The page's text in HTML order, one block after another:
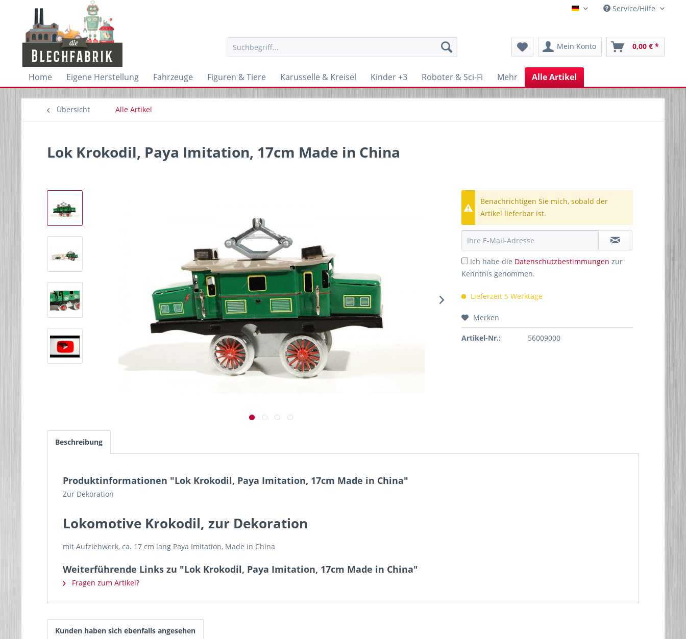
BlechfabrikService/Hilfe
Mein Konto 0,00 € *
Home Eigene Herstellung Fahrzeuge Figuren & Tiere Karusselle & Kreisel Kinder +3 Roboter & Sci-Fi Mehr Alle Artikel
Übersicht Alle Artikel
Lok Krokodil, Paya Imitation, 17cm Made in China
Benachrichtigen Sie mich, sobald der
Artikel lieferbar ist.
Ich habe die Datenschutzbestimmungen zur
Kenntnis genommen.
Lieferzeit 5 Werktage
Merken
Artikel-Nr.: 56009000
Beschreibung
Produktinformationen "Lok Krokodil, Paya Imitation, 17cm Made in China"
Zur Dekoration
Lokomotive Krokodil, zur Dekoration
mit Aufziehwerk, ca. 17 cm lang Paya Imitation, Made in China
Weiterführende Links zu "Lok Krokodil, Paya Imitation, 17cm Made in China"
Fragen zum Artikel?
Kunden haben sich ebenfalls angesehen